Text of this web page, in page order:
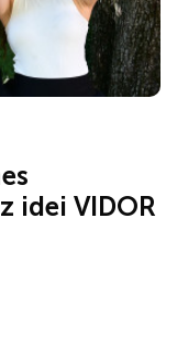
idei VIDOR